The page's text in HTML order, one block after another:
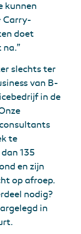
kunnen
Carry-
doet
slechts ter
van B-
in de
te
135
en zijn
op afroep.
nodig?
in